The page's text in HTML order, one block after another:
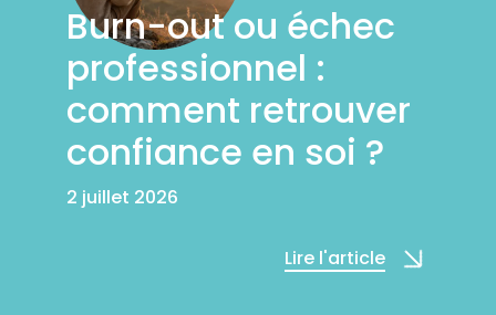
Burn-out ou échec
professionnel :
comment retrouver
confiance en soi ?
2 juillet 2026
Lire l'article